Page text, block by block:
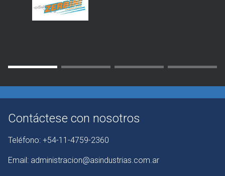
Contáctese con nosotros
Teléfono: +54-11-4759-2360
Email: administracion@asindustrias.com.ar